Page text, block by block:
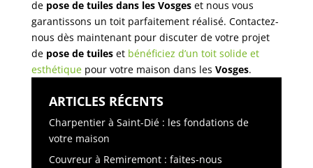
de pose de tuiles dans les Vosgeset nous vous
garantissons un toit parfaitement réalisé. Contactez-
nous dès maintenant pour discuter de votre projet
depose de tuileset bénéficiez d’un toit solide et
esthétiquepour votre maison dans les Vosges.
ARTICLES RÉCENTS
Charpentier à Saint-Dié : les fondations de
votre maison
Couvreur à Remiremont : faites-nous